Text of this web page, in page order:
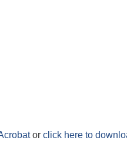
or click here to